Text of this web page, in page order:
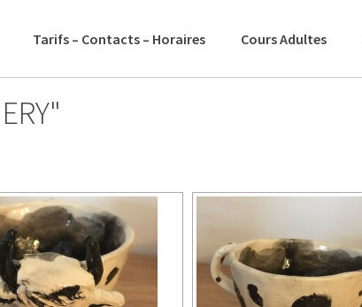
Tarifs – Contacts – Horaires Cours Adultes